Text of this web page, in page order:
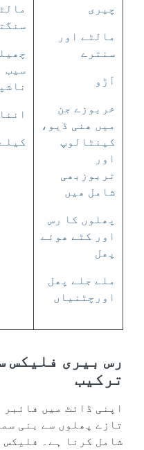
چیری
مالٹے اور
سنترے
آڑو
خربوزے جن
میں ھنی ڈیو،
کینٹالوپ
اور
تربوزبھی
شامل ھیں
پھلوں کا رس
اور کٹے ھوئے
پھل
ملے جلے پھل
اورچٹنیاں
سیب
رس بیری فلیکس
ترکیب
اپنی ڈائٹ میں
تازے پھلوں سے بنی
شامل کرنا ہے۔ فلیکس